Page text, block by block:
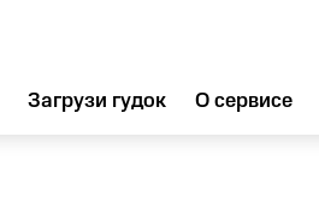
Загрузи гудок О сервисе